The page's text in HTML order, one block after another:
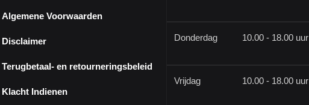
Algemene Voorwaarden
Disclaimer
Terugbetaal- en retourneringsbeleid
Klacht Indienen
Donderdag 10.00 - 18.00 uur
Vrijdag 10.00 - 18.00 uur